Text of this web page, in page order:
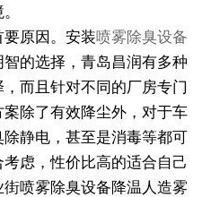
原因。安装喷雾除臭设备
的选择，青岛昌润有多种
而且针对不同的厂房专门
除了有效降尘外，对于车
静电，甚至是消毒等都可
虑，性价比高的适合自己
喷雾除臭设备降温人造雾